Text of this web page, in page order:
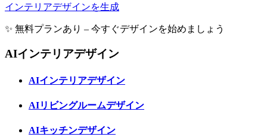
インテリアデザインを生成
✨ 無料プランあり – 今すぐデザインを始めましょう
AIインテリアデザイン
AIインテリアデザイン
AIリビングルームデザイン
AIキッチンデザイン